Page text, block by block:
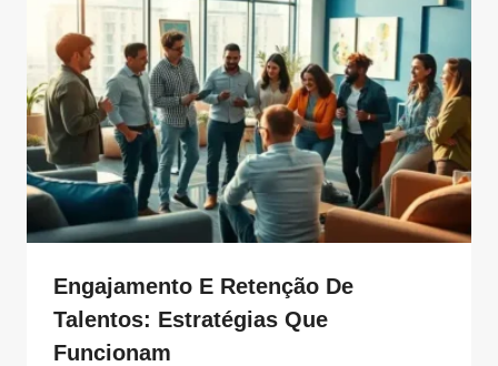
Engajamento E Retenção De
Talentos: Estratégias Que
Funcionam